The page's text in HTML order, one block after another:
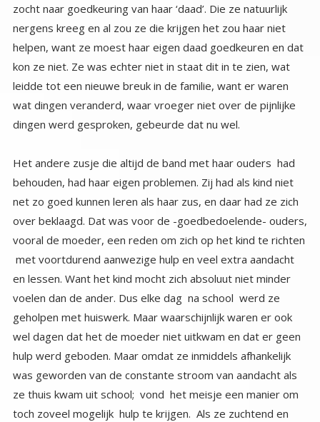
dingen werd gesproken, gebeurde dat nu wel.
Het andere zusje die altijd de band met haar ouders had
behouden, had haar eigen problemen. Zij had als kind niet
net zo goed kunnen leren als haar zus, en daar had ze zich
over beklaagd. Dat was voor de -goedbedoelende- ouders,
vooral de moeder, een reden om zich op het kind te richten
met voortdurend aanwezige hulp en veel extra aandacht
en lessen. Want het kind mocht zich absoluut niet minder
voelen dan de ander. Dus elke dag na school werd ze
geholpen met huiswerk. Maar waarschijnlijk waren er ook
wel dagen dat het de moeder niet uitkwam en dat er geen
hulp werd geboden. Maar omdat ze inmiddels afhankelijk
was geworden van de constante stroom van aandacht als
ze thuis kwam uit school; vond het meisje een manier om
toch zoveel mogelijk hulp te krijgen. Als ze zuchtend en
huilend thuiskwam omdat ze de lesstof zo moeilijk vond,
kon haar moeder niet weigeren. Bij elke zucht en klacht
kwam er hulp en troost van mama en achteraf van papa. Er
werd -onbewust en met de beste bedoelingen- een
slachtoffer gecreëerd door de ouders en kind. Het kind
had ook kunnen leren dat ze veel problemen zelf kon
oplossen, en dat niet iedereen professor hoeft te worden.
En ze had aandacht kunnen krijgen voor andere dingen.
Maar nee ze werd keer op keer bevestigd in haar rol. Tot